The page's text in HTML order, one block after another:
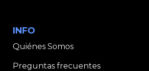
INFO
Quiénes Somos
Preguntas frecuentes